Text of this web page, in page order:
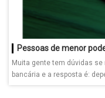
Pessoas de menor
Muita gente tem dúvidas
bancária e a resposta é: